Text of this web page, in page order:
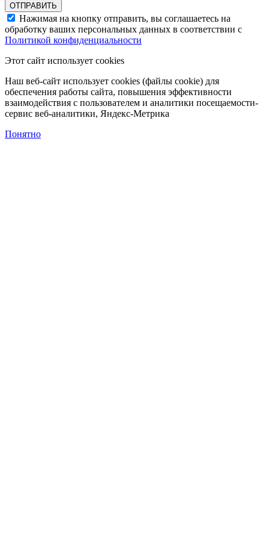
Нажимая на кнопку отправить, вы соглашаетесь на
обработку ваших персональных данных в соответствии с
Политикой конфиденциальности
Этот сайт использует cookies
Наш веб-сайт использует cookies (файлы cookie) для
обеспечения работы сайта, повышения эффективности
взаимодействия с пользователем и аналитики посещаемости-
сервис веб-аналитики, Яндекс-Метрика
Понятно